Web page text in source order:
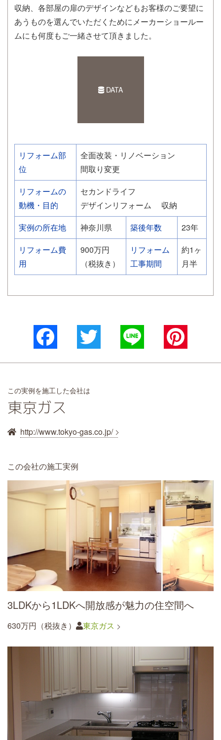
収納、各部屋の扉のデザインなどもお客様のご要望に
あうものを選んでいただくためにメーカーショールー
ムにも何度もご一緒させて頂きました。
DATA
リフォーム部
位
全面改装・リノベーション
間取り変更
リフォームの
動機・目的
セカンドライフ
デザインリフォーム
収納
実例の所在地
神奈川県 築後年数
23年
リフォーム費
用
900万円
（税抜き）
リフォーム
工事期間
約1ヶ
月半
Facebook
この実例を施工した会社は
東京ガス
http://www.tokyo-gas.co.jp/
この会社の施工実例
3LDKから1LDKへ開放感が魅力の住空間へ
630万円（税抜き） 東京ガス